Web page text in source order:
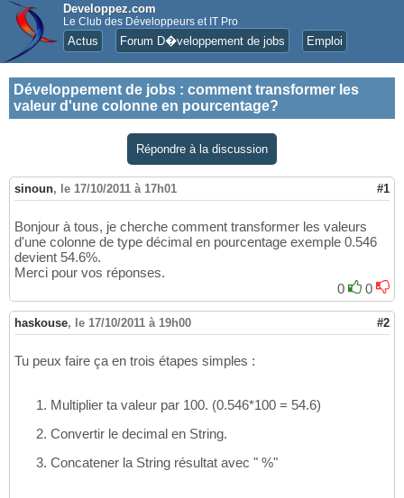
Developpez.com
Le Club des Développeurs et IT Pro
Actus Forum D�veloppement de jobs Emploi
Développement de jobs : comment transformer les
valeur d'une colonne en pourcentage?
Répondre à la discussion
sinoun, le 17/10/2011 à 17h01 #1
Bonjour à tous, je cherche comment transformer les valeurs
d'une colonne de type décimal en pourcentage exemple 0.546
devient 54.6%.
Merci pour vos réponses.
0
0
haskouse, le 17/10/2011 à 19h00 #2
Tu peux faire ça en trois étapes simples :
Multiplier ta valeur par 100. (0.546*100 = 54.6)
Convertir le decimal en String.
Concatener la String résultat avec " %"